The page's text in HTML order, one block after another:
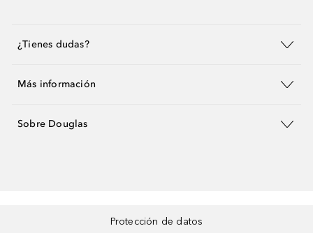
¿Tienes dudas?
Más información
Sobre Douglas
Protección de datos